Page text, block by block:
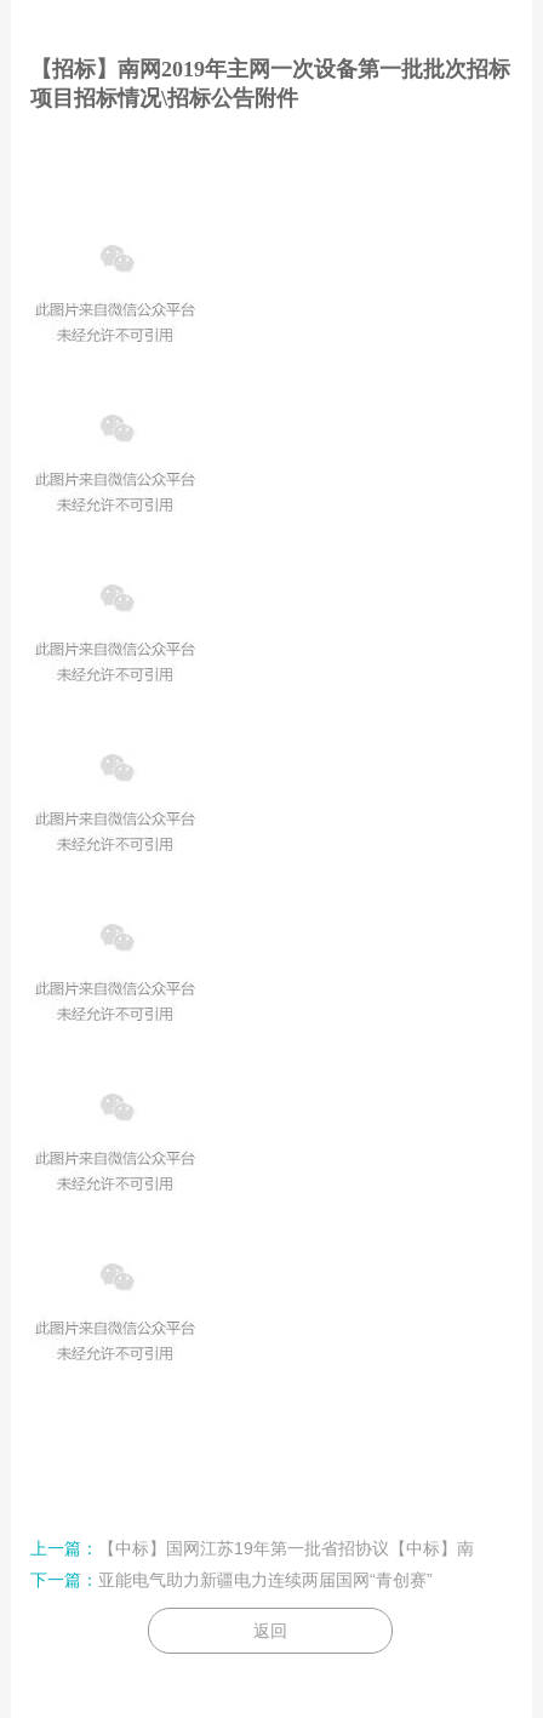
【招标】南网2019年主网一次设备第一批批次招标
项目招标情况\招标公告附件
上一篇：
【中标】国网江苏19年第一批省招协议【中标】南
下一篇： 亚能电气助力新疆电力连续两届国网“青创赛”
返回